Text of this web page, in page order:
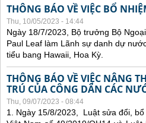
THÔNG BÁO VỀ VIỆC BỔ
Thu, 10/05/2023 - 14:44
Ngày 18/7/2023, Bộ trưởng Bộ
Paul Leaf làm Lãnh sự danh dự
tiểu bang Hawaii, Hoa Kỳ.
THÔNG BÁO VỀ VIỆC NÂNG
TRÚ CỦA CÔNG DÂN CÁC
Thu, 09/07/2023 - 08:44
1. Ngày 15/8/2023, Luật sửa đổi,